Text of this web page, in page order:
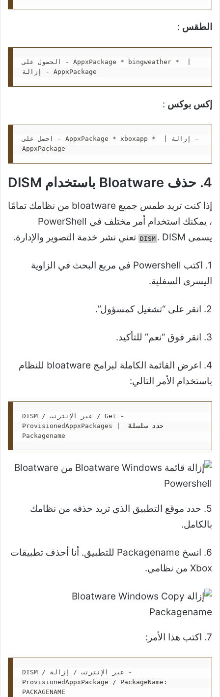
الطقس :
الحصول على - AppxPackage * bingweather *  |
إزالة - AppxPackage
إكس بوكس :
احصل على - AppxPackage * xboxapp *  | إزالة -
AppxPackage
4. حذف Bloatware باستخدام DISM
إذا كنت تريد طمس جميع bloatware من نظامك تمامًا
، يمكنك استخدام أمر مختلف في PowerShell
يسمى
DISM . DISM تعني نشر خدمة التصوير والإدارة.
1. اكتب Powershell في مربع البحث في الزاوية
اليسرى السفلية.
2. انقر على “تشغيل كمسؤول”.
3. انقر فوق “نعم” للتأكيد.
4. اعرض القائمة الكاملة لبرامج bloatware للنظام
باستخدام الأمر التالي:
DISM / عبر الإنترنت / Get -
ProvisionedAppxPackages | حدد سلسلة
Packagename
5. حدد موقع التطبيق الذي تريد حذفه من نظامك
بالكامل.
6. انسخ Packagename للتطبيق. أنا أحذف تطبيقات
Xbox من نظامي.
7. اكتب هذا الأمر:
DISM / عبر الإنترنت / إزالة -
ProvisionedAppxPackage / PackageName:
PACKAGENAME